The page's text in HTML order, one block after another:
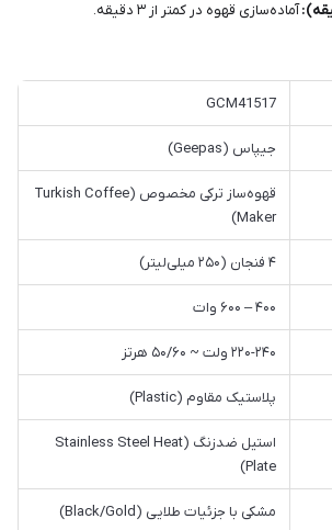
آماده‌سازی قهوه در کمتر از ۳ دقیقه.
GCM41517
جیپاس (Geepas)
قهوه‌ساز ترکی مخصوص (Turkish Coffee
Maker)
۴ فنجان (۲۵۰ میلی‌لیتر)
۴۰۰ – ۶۰۰ وات
۲۲۰-۲۴۰ ولت ~ ۵۰/۶۰ هرتز
پلاستیک مقاوم (Plastic)
استیل ضدزنگ (Stainless Steel Heat
Plate)
مشکی با جزئیات طلایی (Black/Gold)